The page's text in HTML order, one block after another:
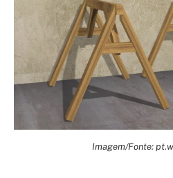
Imagem/Fonte: